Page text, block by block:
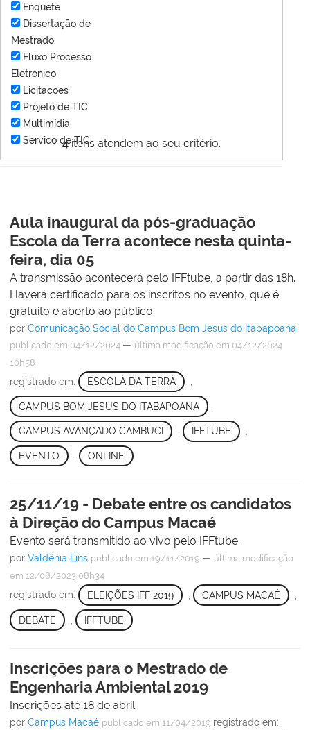
4itens atendem ao seu critério.
Enquete
Dissertação de
Mestrado
Fluxo Processo
Eletronico
Licitacoes
Projeto de TIC
Multimídia
Servico de TIC
Aula inaugural da pós-graduação
Escola da Terra acontece nesta quinta-
feira, dia 05
A transmissão acontecerá pelo IFFtube, a partir das 18h.
Haverá certificado para os inscritos no evento, que é
gratuito e aberto ao público.
por Comunicação Social do Campus Bom Jesus do Itabapoana
publicado em 04/12/2024 — última modificação em 04/12/2024
10h58
registrado em: ESCOLA DA TERRA
CAMPUS BOM JESUS DO ITABAPOANA
CAMPUS AVANÇADO CAMBUCI , IFFTUBE ,
EVENTO ONLINE
25/11/19 - Debate entre os candidatos
à Direção do Campus Macaé
Evento será transmitido ao vivo pelo IFFtube.
por Valdênia Lins publicado em 19/11/2019 — última modificação
em 12/08/2023 08h34
registrado em: ELEIÇÕES IFF 2019 CAMPUS MACAÉ
DEBATE IFFTUBE
Inscrições para o Mestrado de
Engenharia Ambiental 2019
Inscrições até 18 de abril.
por Campus Macaé publicado em 11/04/2019 registrado em: